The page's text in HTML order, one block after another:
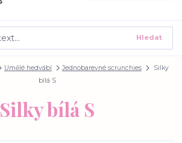
Hledat
Umělé hedvábí Jednobarevné scrunchies
Silky
bílá S
Silky bílá S